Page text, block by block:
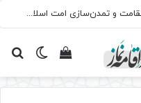
سروده‌ «اربعین»؛ روایت حماسه، استقامت و تمدن‌سازی امت اسلامی
تغییرمشاهده